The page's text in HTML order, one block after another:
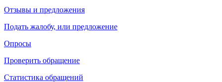
Отзывы и предложения
Подать жалобу, или предложение
Опросы
Проверить обращение
Статистика обращений